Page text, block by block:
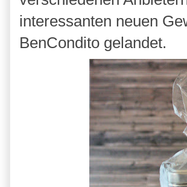
interessanten neuen
BenCondito gelandet.